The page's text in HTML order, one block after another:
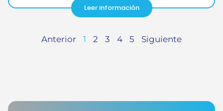
Leer información
Anterior 1 2 3 4 5 Siguiente